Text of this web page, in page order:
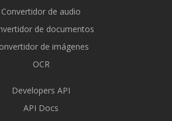
Convertidor de audio
de documentos
de imágenes
OCR
Developers API
API Docs